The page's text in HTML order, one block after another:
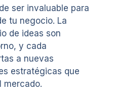
ser invaluable para
tu negocio. La
de ideas son
y cada
a nuevas
estratégicas que
mercado.